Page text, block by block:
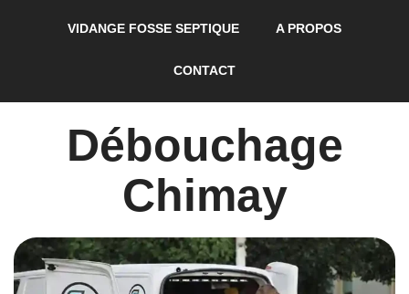
VIDANGE FOSSE SEPTIQUE A PROPOS
CONTACT
Débouchage
Chimay